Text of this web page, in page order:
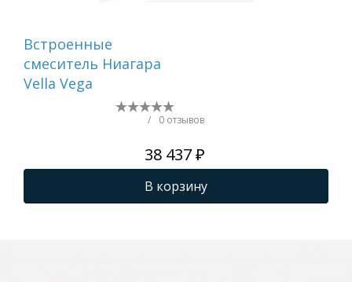
Встроенные
смеситель Ниагара
Vella Vega
/ 0 отзывов
38 437 ₽
В корзину